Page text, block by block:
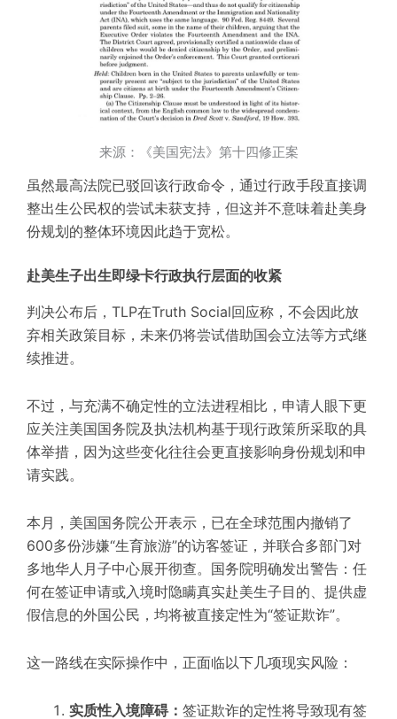
来源：《美国宪法》第十四修正案
虽然最高法院已驳回该行政命令，通过行政手段直接调
整出生公民权的尝试未获支持，但这并不意味着赴美身
份规划的整体环境因此趋于宽松。
赴美生子出生即绿卡行政执行层面的收紧
判决公布后，TLP在Truth Social回应称，不会因此放
弃相关政策目标，未来仍将尝试借助国会立法等方式继
续推进。
不过，与充满不确定性的立法进程相比，申请人眼下更
应关注美国国务院及执法机构基于现行政策所采取的具
体举措，因为这些变化往往会更直接影响身份规划和申
请实践。
本月，美国国务院公开表示， 已在全球范围内撤销了
600多份涉嫌“生育旅游”的访客签证 ，并联合多部门对
多地华人月子中心展开彻查。国务院明确发出警告： 任
何在签证申请或入境时隐瞒真实赴美生子目的、提供虚
假信息的外国公民，均将被直接定性为“签证欺诈”。
这一路线在实际操作中，正面临以下几项现实风险：
实质性入境障碍： 签证欺诈的定性将导致现有签